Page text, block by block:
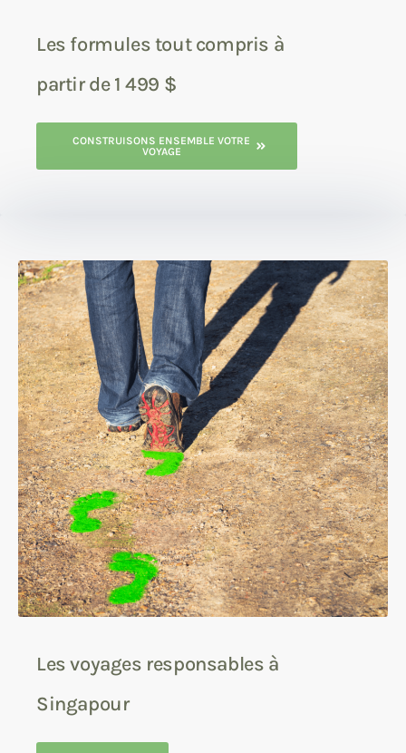
Les formules tout compris à
partir de 1 499 $
CONSTRUISONS ENSEMBLE VOTRE
VOYAGE
Les voyages responsables à
Singapour